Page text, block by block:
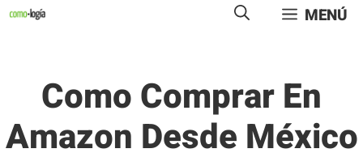
Saltar
MENÚ
Como Comprar En
Amazon Desde México